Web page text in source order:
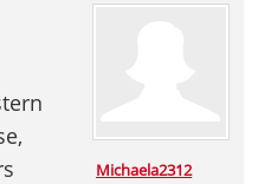
Michaela2312